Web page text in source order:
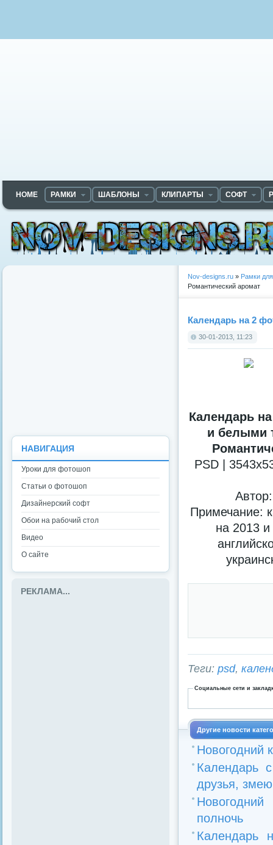
HOME РАМКИ ШАБЛОНЫ КЛИПАРТЫ СОФТ
Nov-designs.ru » Рамки
Романтический аромат
Календарь на 2
30-01-2013, 11:23
Календарь
и белыми
PSD |
Примечание:
на 2013
Теги: psd,
Социальные сети и
Другие новости
Новогодний
Календарь
друзья,
полночь
Календарь
НАВИГАЦИЯ
Уроки для фотошоп
Статьи о фотошоп
Дизайнерский софт
Обои на рабочий стол
Видео
О сайте
РЕКЛАМА...